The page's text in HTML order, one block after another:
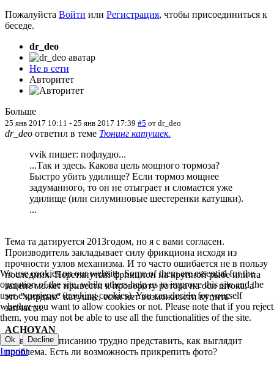
Пожалуйста Войти или Регистрация, чтобы присоединиться к
беседе.
dr_deo
Не в сети
Авторитет
Больше
25 янв 2017 10:11 - 25 янв 2017 17:39 #5 от dr_deo
dr_deo ответил в теме Тюнинг катушек.
vvik пишет: пофлудю...
...Так и здесь. Какова цель мощного тормоза?
Быстро убить удилище? Если тормоз мощнее
задуманного, то он не отыграет и сломается уже
удилище (или силуминовые шестеренки катушки).
...
Тема та датируется 2013годом, но я с вами согласен.
Производитель закладывает силу фрикциона исходя из
прочности узлов механизма. И то часто ошибается не в пользу
последних. Перетянутый фрикцион на крупной рыбе или на
зацепе может привести к провороту ротора на оси штока, а
это "кирдык" катушке, если нет возможности купить
запчасти.
ACHOYAN
По вашему описанию трудно представить, как выглядит
проблема. Есть ли возможность прикрепить фото?
We use cookies on our website. Some of them are essential for the
operation of the site, while others help us to improve this site and the
user experience (tracking cookies). You can decide for yourself
whether you want to allow cookies or not. Please note that if you reject
them, you may not be able to use all the functionalities of the site.
Ok Decline
Imprint